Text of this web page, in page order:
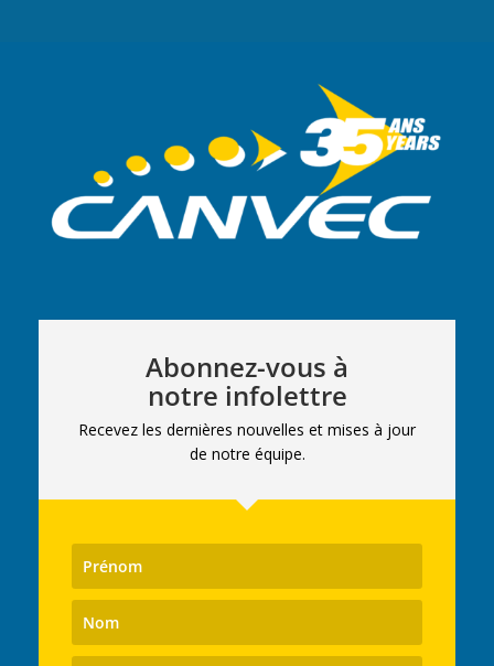
Abonnez-vous à
notre infolettre
Recevez les dernières nouvelles et mises à jour
de notre équipe.